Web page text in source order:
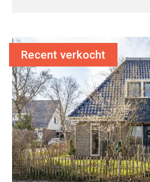
Recent verkocht